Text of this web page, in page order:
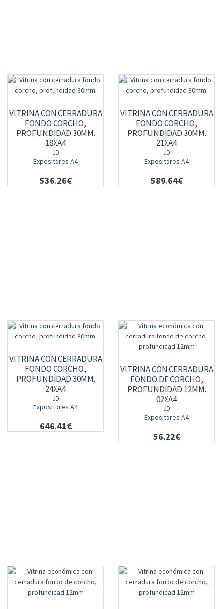
VITRINA CON CERRADURA
FONDO CORCHO,
PROFUNDIDAD 30MM.
18XA4
JD
Expositores A4
536.26€
VITRINA CON CERRADURA
FONDO CORCHO,
PROFUNDIDAD 30MM.
21XA4
JD
Expositores A4
589.64€
VITRINA CON CERRADURA
FONDO CORCHO,
PROFUNDIDAD 30MM.
24XA4
JD
Expositores A4
646.41€
VITRINA CON CERRADURA
FONDO DE CORCHO,
PROFUNDIDAD 12MM.
02XA4
JD
Expositores A4
56.22€